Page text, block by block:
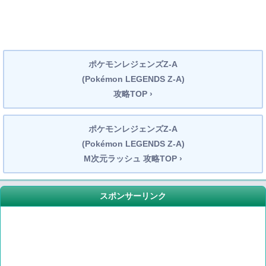
ポケモンレジェンズZ-A
(Pokémon LEGENDS Z-A)
攻略TOP ›
ポケモンレジェンズZ-A
(Pokémon LEGENDS Z-A)
M次元ラッシュ 攻略TOP ›
スポンサーリンク